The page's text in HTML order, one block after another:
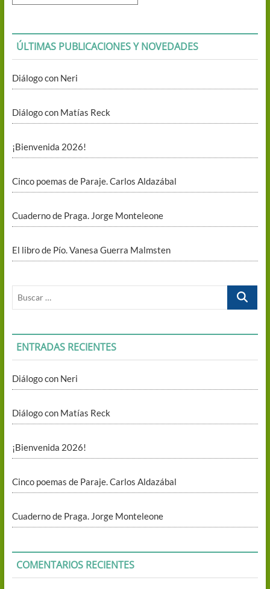
ÚLTIMAS PUBLICACIONES Y NOVEDADES
Diálogo con Neri
Diálogo con Matías Reck
¡Bienvenida 2026!
Cinco poemas de Paraje. Carlos Aldazábal
Cuaderno de Praga. Jorge Monteleone
El libro de Pío. Vanesa Guerra Malmsten
Buscar
ENTRADAS RECIENTES
Diálogo con Neri
Diálogo con Matías Reck
¡Bienvenida 2026!
Cinco poemas de Paraje. Carlos Aldazábal
Cuaderno de Praga. Jorge Monteleone
COMENTARIOS RECIENTES